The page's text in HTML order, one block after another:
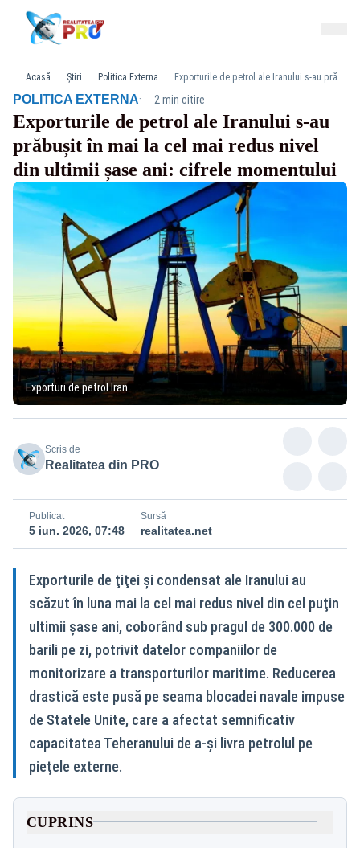
Acasă Știri Politica Externa Exporturile de petrol ale Iranului s-au prăbușit în mai la cel mai redus nivel din ultimii șase ani: cifrele momentului
POLITICA EXTERNA· 2 min citire
Exporturile de petrol ale Iranului s-au
prăbușit în mai la cel mai redus nivel
din ultimii șase ani: cifrele momentului
Exporturi de petrol Iran
Scris de
Realitatea din PRO
Publicat
5 iun. 2026, 07:48
Sursă
realitatea.net
Exporturile de ţiţei şi condensat ale Iranului au
scăzut în luna mai la cel mai redus nivel din cel puţin
ultimii şase ani, coborând sub pragul de 300.000 de
barili pe zi, potrivit datelor companiilor de
monitorizare a transporturilor maritime. Reducerea
drastică este pusă pe seama blocadei navale impuse
de Statele Unite, care a afectat semnificativ
capacitatea Teheranului de a-şi livra petrolul pe
pieţele externe.
CUPRINS